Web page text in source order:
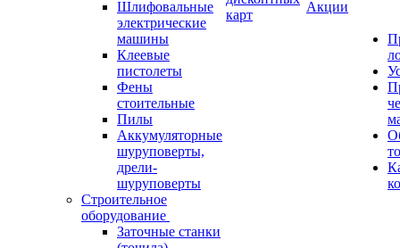
Шлифовальные
электрические
машины
Клеевые
пистолеты
Фены
стоительные
Пилы
Аккумуляторные
шуруповерты,
дрели-
шуруповерты
Строительное
оборудование
Заточные станки
карт
Акции